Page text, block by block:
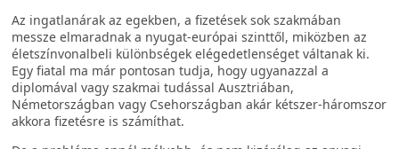
Az ingatlanárak az egekben, a fizetések sok szakmában
messze elmaradnak a nyugat-európai szinttől, miközben az
életszínvonalbeli különbségek elégedetlenséget váltanak ki.
Egy fiatal ma már pontosan tudja, hogy ugyanazzal a
diplomával vagy szakmai tudással Ausztriában,
Németországban vagy Csehországban akár kétszer-háromszor
akkora fizetésre is számíthat.